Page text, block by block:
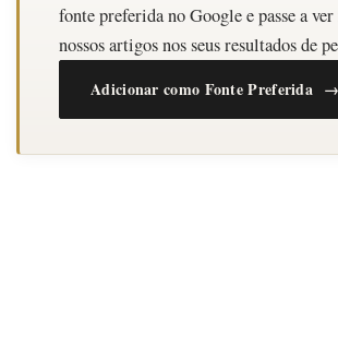
fonte preferida no Google e passe a
nossos artigos nos seus resultados de
Adicionar como Fonte Preferida →